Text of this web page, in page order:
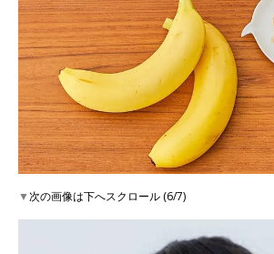
▼次の画像は下へスクロール (6/7)